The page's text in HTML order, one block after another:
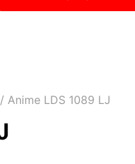
/ Anime LDS 1089 LJ